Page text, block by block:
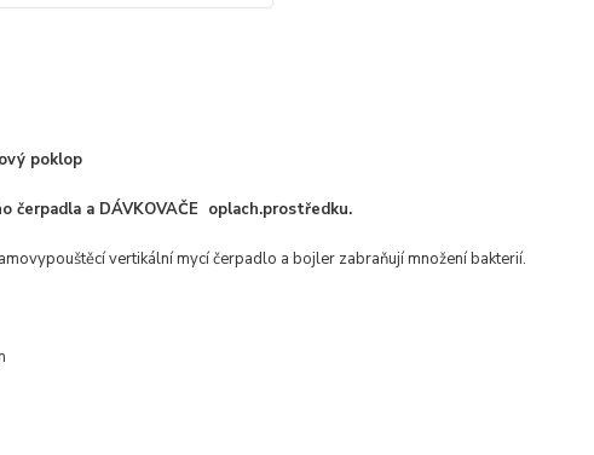
poklop
čerpadla a DÁVKOVAČE oplach.prostředku.
vertikální mycí čerpadlo a bojler zabraňují množení bakterií.